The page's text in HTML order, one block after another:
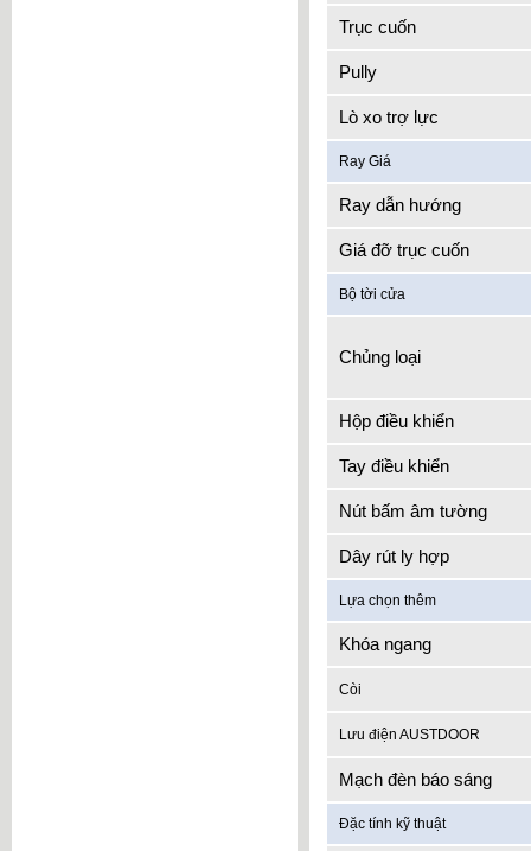
Trục cuốn
Pully
Lò xo trợ lực
Ray Giá
Ray dẫn hướng
Giá đỡ trục cuốn
Bộ tời cửa
Chủng loại
Hộp điều khiển
Tay điều khiển
Nút bấm âm tường
Dây rút ly hợp
Lựa chọn thêm
Khóa ngang
Còi
Lưu điện AUSTDOOR
Mạch đèn báo sáng
Đặc tính kỹ thuật